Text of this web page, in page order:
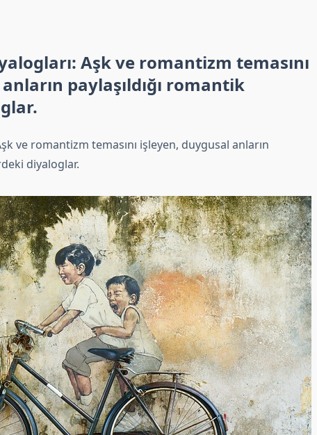
Aşk ve romantizm temasını
paylaşıldığı romantik
ve romantizm temasını işleyen, duygusal anların
diyaloglar.